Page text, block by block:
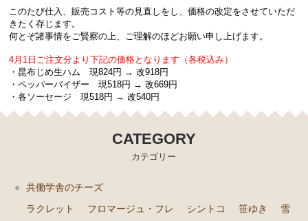
CATEGORY
共働学舎のチーズ
ラクレット
フロマージュ・フレ
シントコ
プチ・プレジール
フロマージュ・ブラン
このたび仕入、販売コスト等の見直しをし、価格の改定をさせていただ
きたく存じます。
何とぞ諸事情をご賢察の上、ご理解のほどお願い申し上げます。
4月1日ご注文分より下記の価格となります （各税込み）
・昆布じめ生ハム 現824円 → 改918円
・ペッパーバイザー 現518円 → 改669円
・各ソーセージ 現518円 → 改540円
CATEGORY
カテゴリー
共働学舎のチーズ
ラクレット
フロマージュ・フレ シントコ 笹ゆき
雪